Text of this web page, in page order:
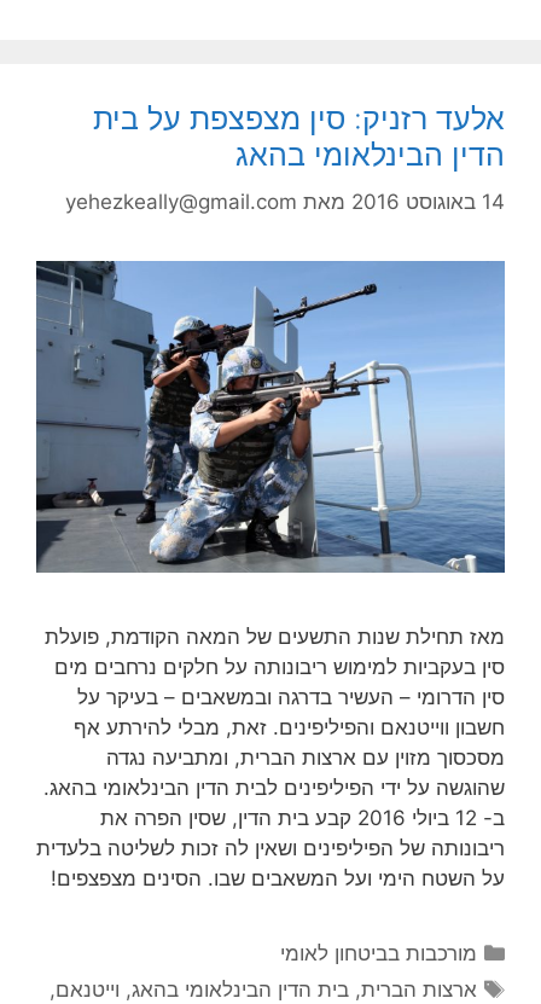
אלעד רזניק: סין מצפצפת על בית
הדין הבינלאומי בהאג
14 באוגוסט 2016 מאת yehezkeally@gmail.com
מאז תחילת שנות התשעים של המאה הקודמת, פועלת
סין בעקביות למימוש ריבונותה על חלקים נרחבים מים
סין הדרומי – העשיר בדרגה ובמשאבים – בעיקר על
חשבון ווייטנאם והפיליפינים. זאת, מבלי להירתע אף
מסכסוך מזוין עם ארצות הברית, ומתביעה נגדה
שהוגשה על ידי הפיליפינים לבית הדין הבינלאומי בהאג.
ב- 12 ביולי 2016 קבע בית הדין, שסין הפרה את
ריבונותה של הפיליפינים ושאין לה זכות לשליטה בלעדית
על השטח הימי ועל המשאבים שבו. הסינים מצפצפים!
קטגוריות
מורכבות בביטחון לאומי
תגיות
ארצות הברית,בית הדין הבינלאומי בהאג, וייטנאם,